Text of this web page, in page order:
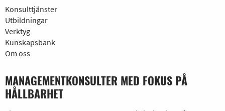
Konsulttjänster
Utbildningar
Verktyg
Kunskapsbank
Om oss
MANAGEMENTKONSULTER MED FOKUS PÅ
HÅLLBARHET